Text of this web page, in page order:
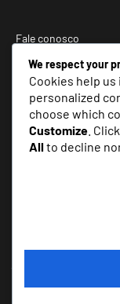
Fale conosco
Quem Somos
Matérias Especiais
SERVIÇOS
Copyright © 2025.
We respect your
Cookies help
personalized
choose which
Customize . Click
Allto decline